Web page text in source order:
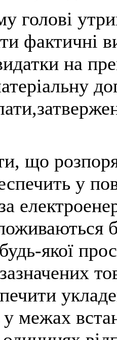
голові
фактичні
на
що
у
якої
у межах